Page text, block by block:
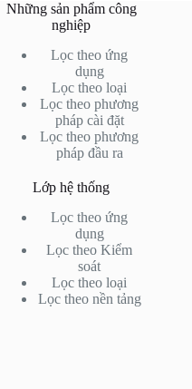
Những sản phẩm công
nghiệp
Lọc theo ứng
dụng
Lọc theo loại
Lọc theo phương
pháp cài đặt
Lọc theo phương
pháp đầu ra
Lớp hệ thống
Lọc theo ứng
dụng
Lọc theo Kiểm
soát
Lọc theo loại
Lọc theo nền tảng